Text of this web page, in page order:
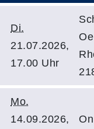
Di.
21.07.2026,
17.00 Uhr
Mo.
14.09.2026,